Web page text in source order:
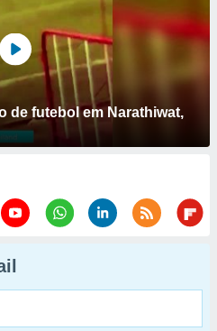
de futebol em Narathiwat,